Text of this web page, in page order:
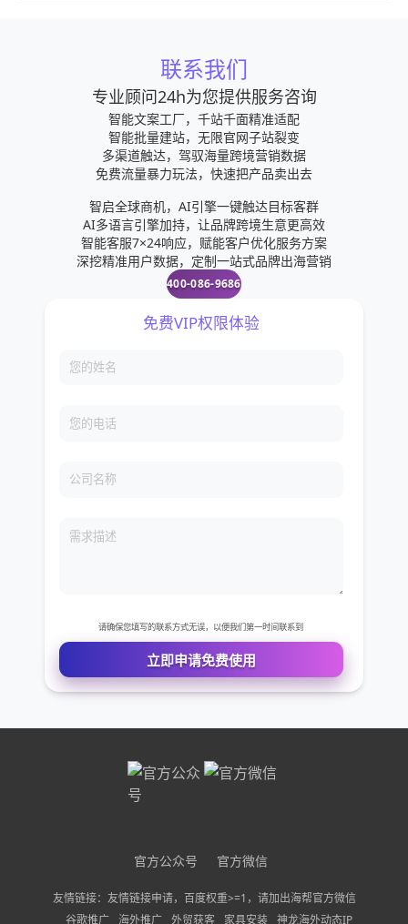
联系我们
专业顾问24h为您提供服务咨询
智能文案工厂，千站千面精准适配
智能批量建站，无限官网子站裂变
多渠道触达，驾驭海量跨境营销数据
免费流量暴力玩法，快速把产品卖出去
智启全球商机，AI引擎一键触达目标客群
AI多语言引擎加持，让品牌跨境生意更高效
智能客服7×24响应，赋能客户优化服务方案
深挖精准用户数据，定制一站式品牌出海营销
400-086-9686
您的电话
公司名称
请确保您填写的联系方式无误，以便我们第一时间联系到
立即申请免费使用
官方公众号 官方微信
友情链接：友情链接申请，百度权重>=1，请加出海帮官方微信
谷歌推广
海外推广 外贸获客 家具安装 神龙海外动态IP